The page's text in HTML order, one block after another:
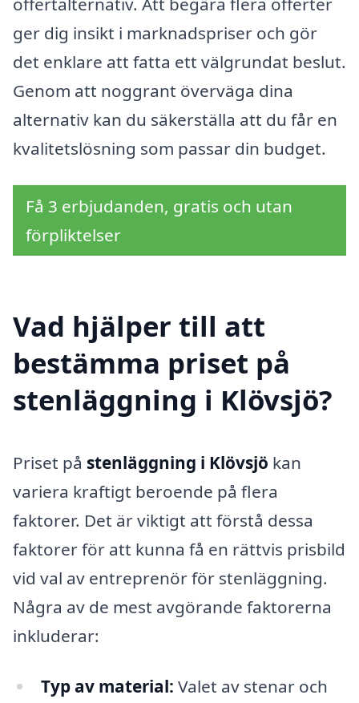
ger dig insikt i marknadspriser och gör
det enklare att fatta ett välgrundat beslut.
Genom att noggrant överväga dina
alternativ kan du säkerställa att du får en
kvalitetslösning som passar din budget.
Få 3 erbjudanden, gratis och utan
förpliktelser
Vad hjälper till att
bestämma priset på
stenläggning i Klövsjö?
Priset på stenläggning i Klövsjö kan
variera kraftigt beroende på flera
faktorer. Det är viktigt att förstå dessa
faktorer för att kunna få en rättvis prisbild
vid val av entreprenör för stenläggning.
Några av de mest avgörande faktorerna
inkluderar:
Typ av material: Valet av stenar och